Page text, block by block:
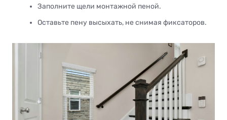
Заполните щели монтажной пеной.
Оставьте пену высыхать, не снимая фиксаторов.